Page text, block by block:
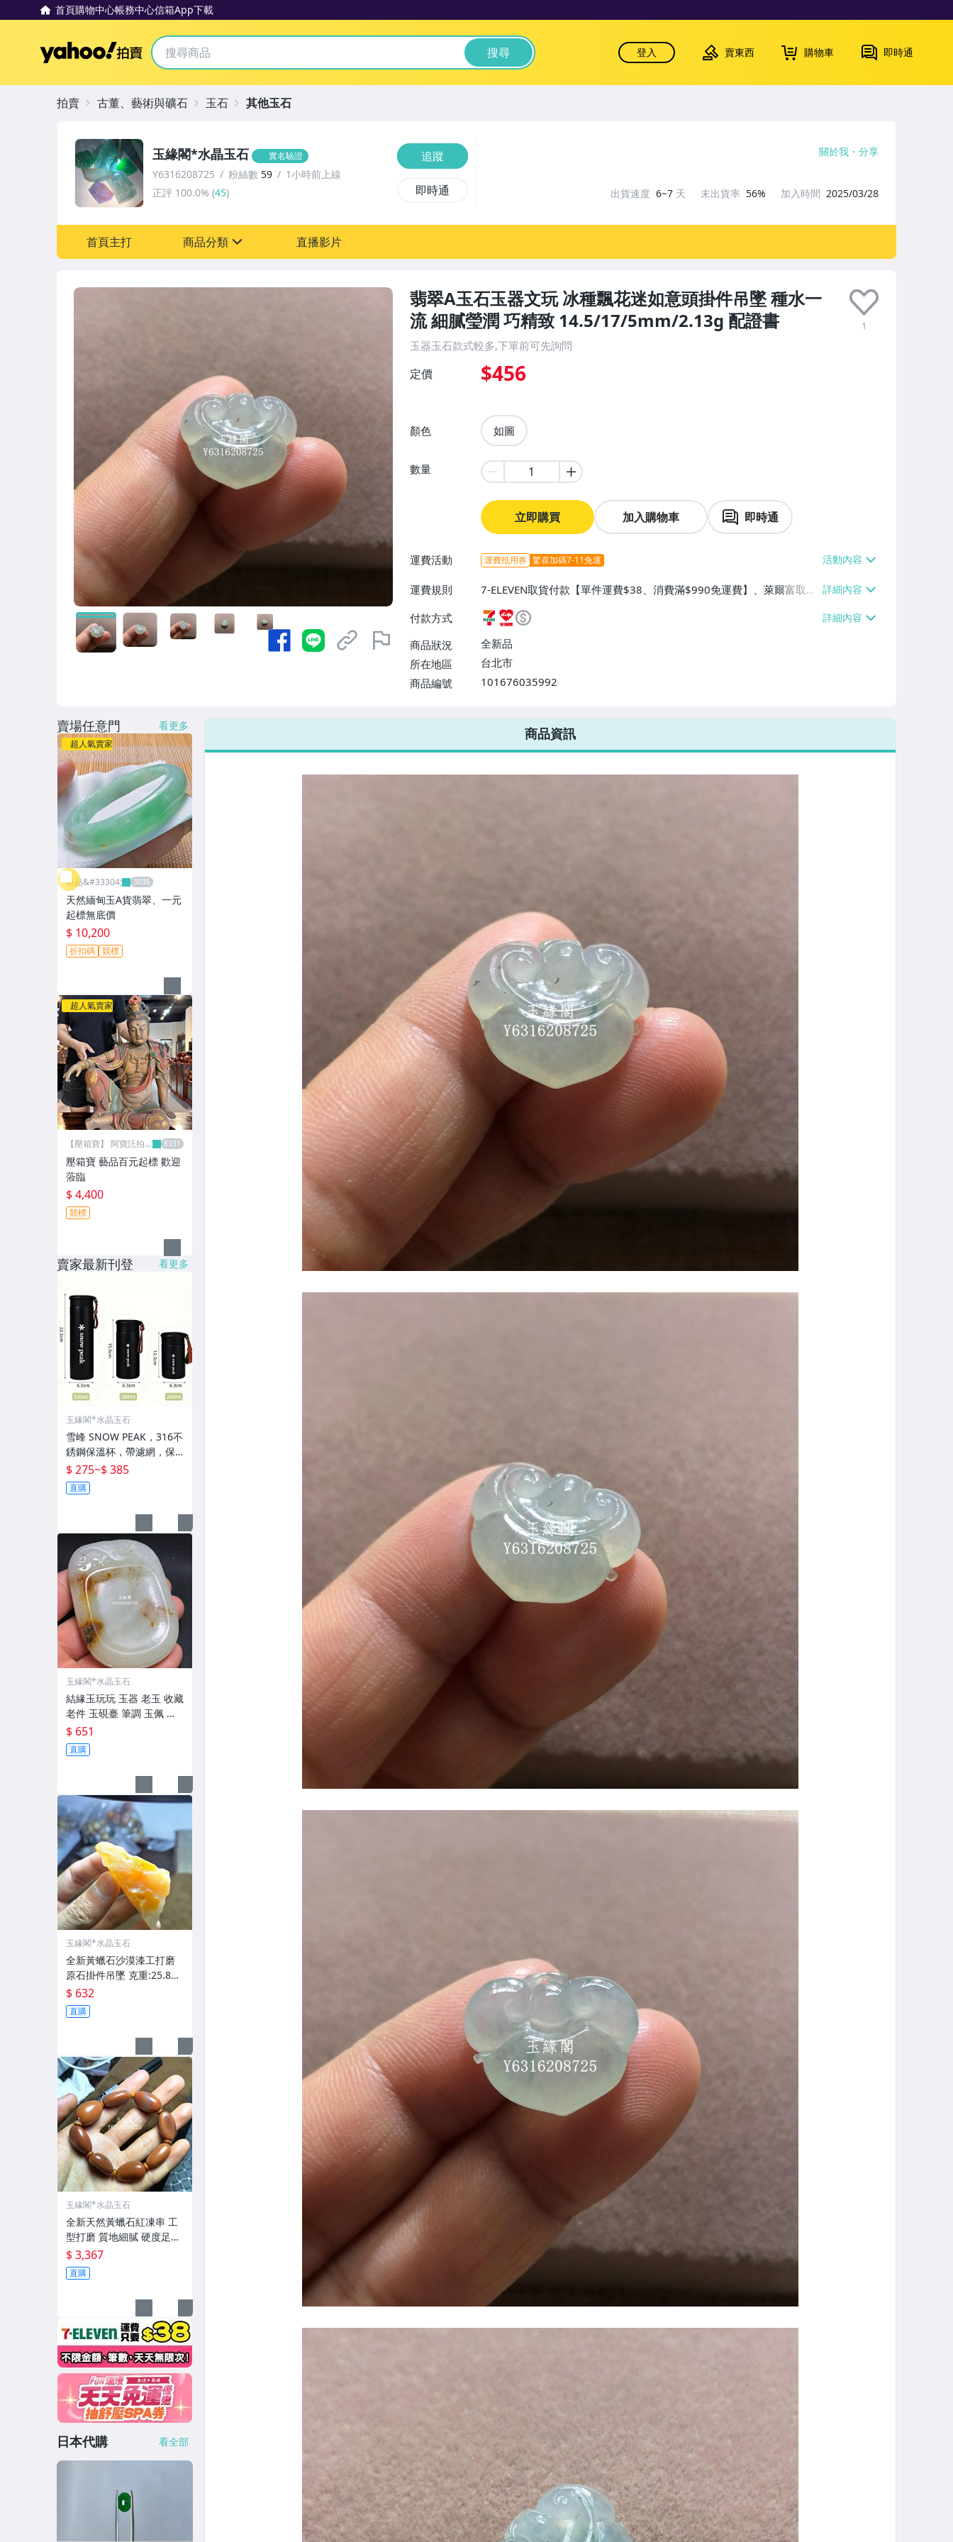
首頁購物中心帳務中心信箱App下載
Yahoo拍賣 搜尋 登入 賣東西 購物車 即時通
翡翠A玉石玉器文玩 冰種飄花迷如意頭掛件吊墜 種水一
流 細膩瑩潤 巧精致 14.5/17/5mm/2.13g 配證書
1
玉器玉石款式較多,下單前可先詢問
定價 $456
顏色 如圖
數量
立即購買 加入購物車 即時通
運費活動 運費抵用券 驚喜加碼7-11免運
運費規則
7-ELEVEN取貨付款【單件運費$38、消費滿$990免運費】、萊爾富取貨
付款【單件運費$60、消費滿$990免運費】、宅配/貨運【單件運費$8
0、消費滿$990免運費】
付款方式
商品狀況
全新品
所在地區
台北市
商品編號
101676035992
7-ELEVEN 運費只要38元
不限金額、筆數，筆筆優惠無限次！
玉緣閣*水晶玉石 實名驗證
Y6316208725 粉絲數 59
1小時前上線
正評 100.0% (45)
追蹤
即時通
關於我 分享
出貨速度 6~7 天 未出貨率 56% 加入時間 2025/03/28
首頁主打 商品分類 直播影片
拍賣 古董、藝術與礦石 玉石 其他玉石
商品資訊
賣場任意門 看更多
超人氣賣家
昕品&#33304;
天然緬甸玉A貨翡翠、一元
起標無底價
$ 10,200
折扣碼 競標
超人氣賣家
【壓箱寶】 阿寶託拍
壓箱寶 藝品百元起標 歡迎
蒞臨
$ 4,400
競標
賣家最新刊登 看更多
玉緣閣*水晶玉石
雪峰 SNOW PEAK，316不
銹鋼保溫杯，帶濾網，保
溫保冷
$ 275~$ 385
直購
玉緣閣*水晶玉石
結緣玉玩玩 玉器 老玉 收藏
老件 玉硯臺 筆調 玉佩 玉
璧 博擺 寶貝實 做工精細
精工細作 線條流暢 有螭龍
瑞獸 邊刻如意紋 玉質溫潤
$ 651
直購
玉緣閣*水晶玉石
全新黃蠟石沙漠漆工打磨
原石掛件吊墜 克重:25.8克
中單 照片然光
$ 632
直購
玉緣閣*水晶玉石
全新天然黃蠟石紅凍串 工
型打磨 質地細膩 硬度足夠
克重44.2克 照片然光 非
$ 3,367
直購
日本代購 看全部